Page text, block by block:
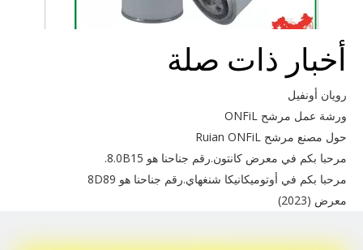
استخدم Mann WK94020
أخبار ذات صلة
رويان أونفيل
ورشة عمل مرشح ONFiL
حول مصنع مرشح Ruian ONFiL
مرحبا بكم في معرض كانتون.رقم جناحنا هو 8.0B15.
مرحبا بكم في أوتوميكانيكا شنغهاي.رقم جناحنا هو 8D89
معرض (2023)